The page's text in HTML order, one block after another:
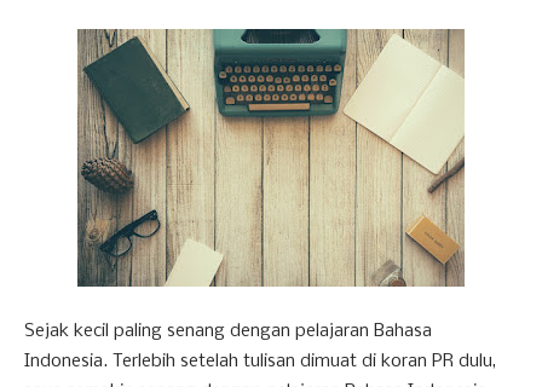
Sejak kecil paling senang dengan pelajaran Bahasa
Indonesia. Terlebih setelah tulisan dimuat di koran PR dulu,